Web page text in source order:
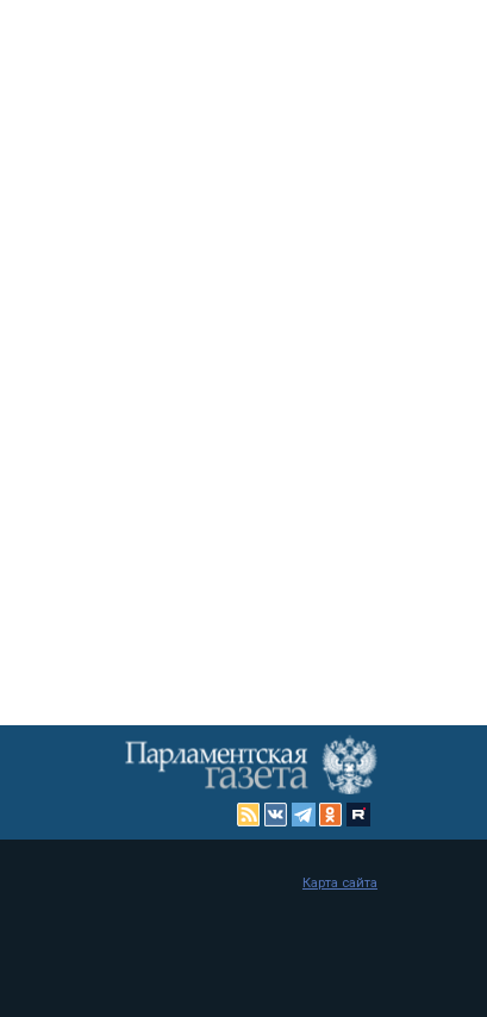
Карта сайта